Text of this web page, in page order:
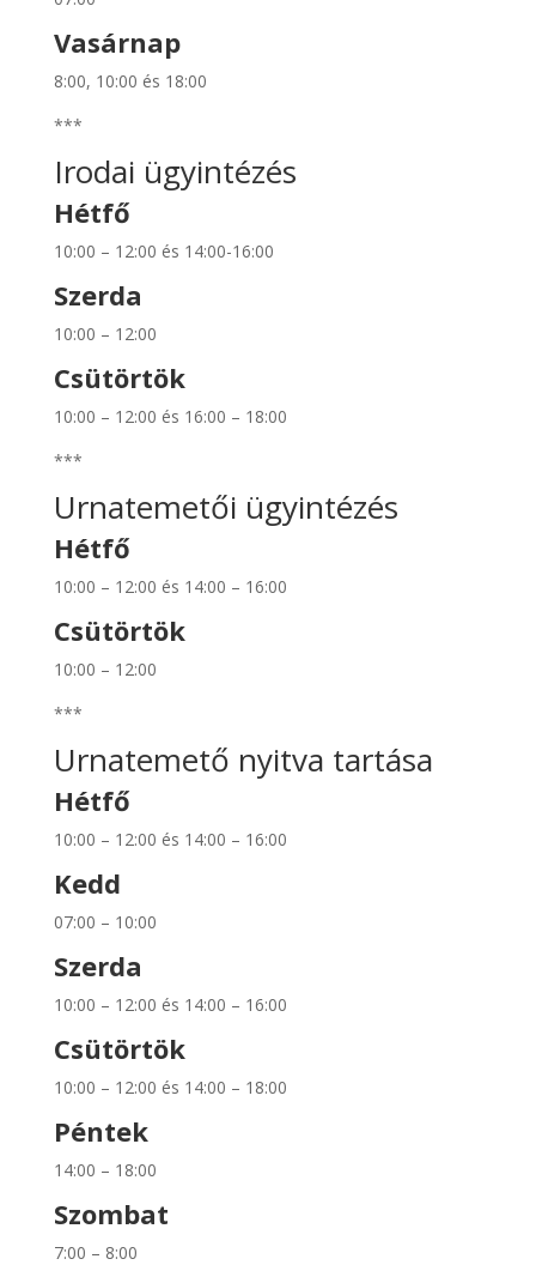
Vasárnap
8:00, 10:00 és 18:00
***
Irodai ügyintézés
Hétfő
10:00 – 12:00 és 14:00-16:00
Szerda
10:00 – 12:00
Csütörtök
10:00 – 12:00 és 16:00 – 18:00
***
Urnatemetői ügyintézés
Hétfő
10:00 – 12:00 és 14:00 – 16:00
Csütörtök
10:00 – 12:00
***
Urnatemető nyitva tartása
Hétfő
10:00 – 12:00 és 14:00 – 16:00
Kedd
07:00 – 10:00
Szerda
10:00 – 12:00 és 14:00 – 16:00
Csütörtök
10:00 – 12:00 és 14:00 – 18:00
Péntek
14:00 – 18:00
Szombat
7:00 – 8:00